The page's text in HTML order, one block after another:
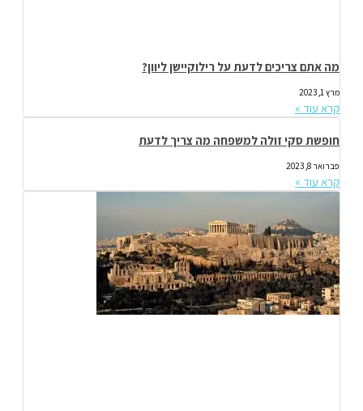
מה אתם צריכים לדעת על רילוקיישן ליוון?
מרץ 1, 2023
קרא עוד »
חופשת סקי זולה למשפחה מה צריך לדעת
פברואר 8, 2023
קרא עוד »